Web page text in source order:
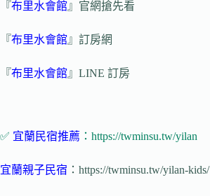
『布里水會館』官網搶先看
『布里水會館』訂房網
『布里水會館』LINE 訂房
✅ 宜蘭民宿推薦 ：https://twminsu.tw/yilan
宜蘭親子民宿 ：https://twminsu.tw/yilan-kids/